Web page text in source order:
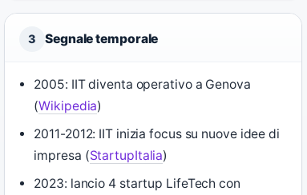
3 Segnale temporale
2005: IIT diventa operativo a Genova
(Wikipedia)
2011-2012: IIT inizia focus su nuove idee di
impresa (StartupItalia)
2023: lancio 4 startup LifeTech con